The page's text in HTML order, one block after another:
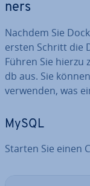
ners
Nachdem Sie
ersten Schritt die
Führen Sie hierzu
db aus. Sie
verwenden, was
MySQL
Starten Sie einen